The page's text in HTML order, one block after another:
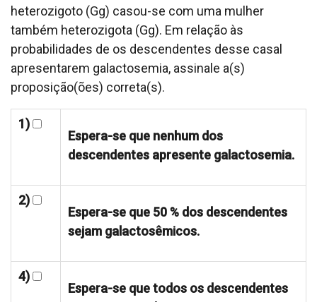
heterozigoto (Gg) casou-se com uma mulher
também heterozigota (Gg). Em relação às
probabilidades de os descendentes desse casal
apresentarem galactosemia, assinale a(s)
proposição(ões) correta(s).
1)
Espera-se que nenhum dos
descendentes apresente galactosemia.
2)
Espera-se que 50 % dos descendentes
sejam galactosêmicos.
4)
Espera-se que todos os descendentes